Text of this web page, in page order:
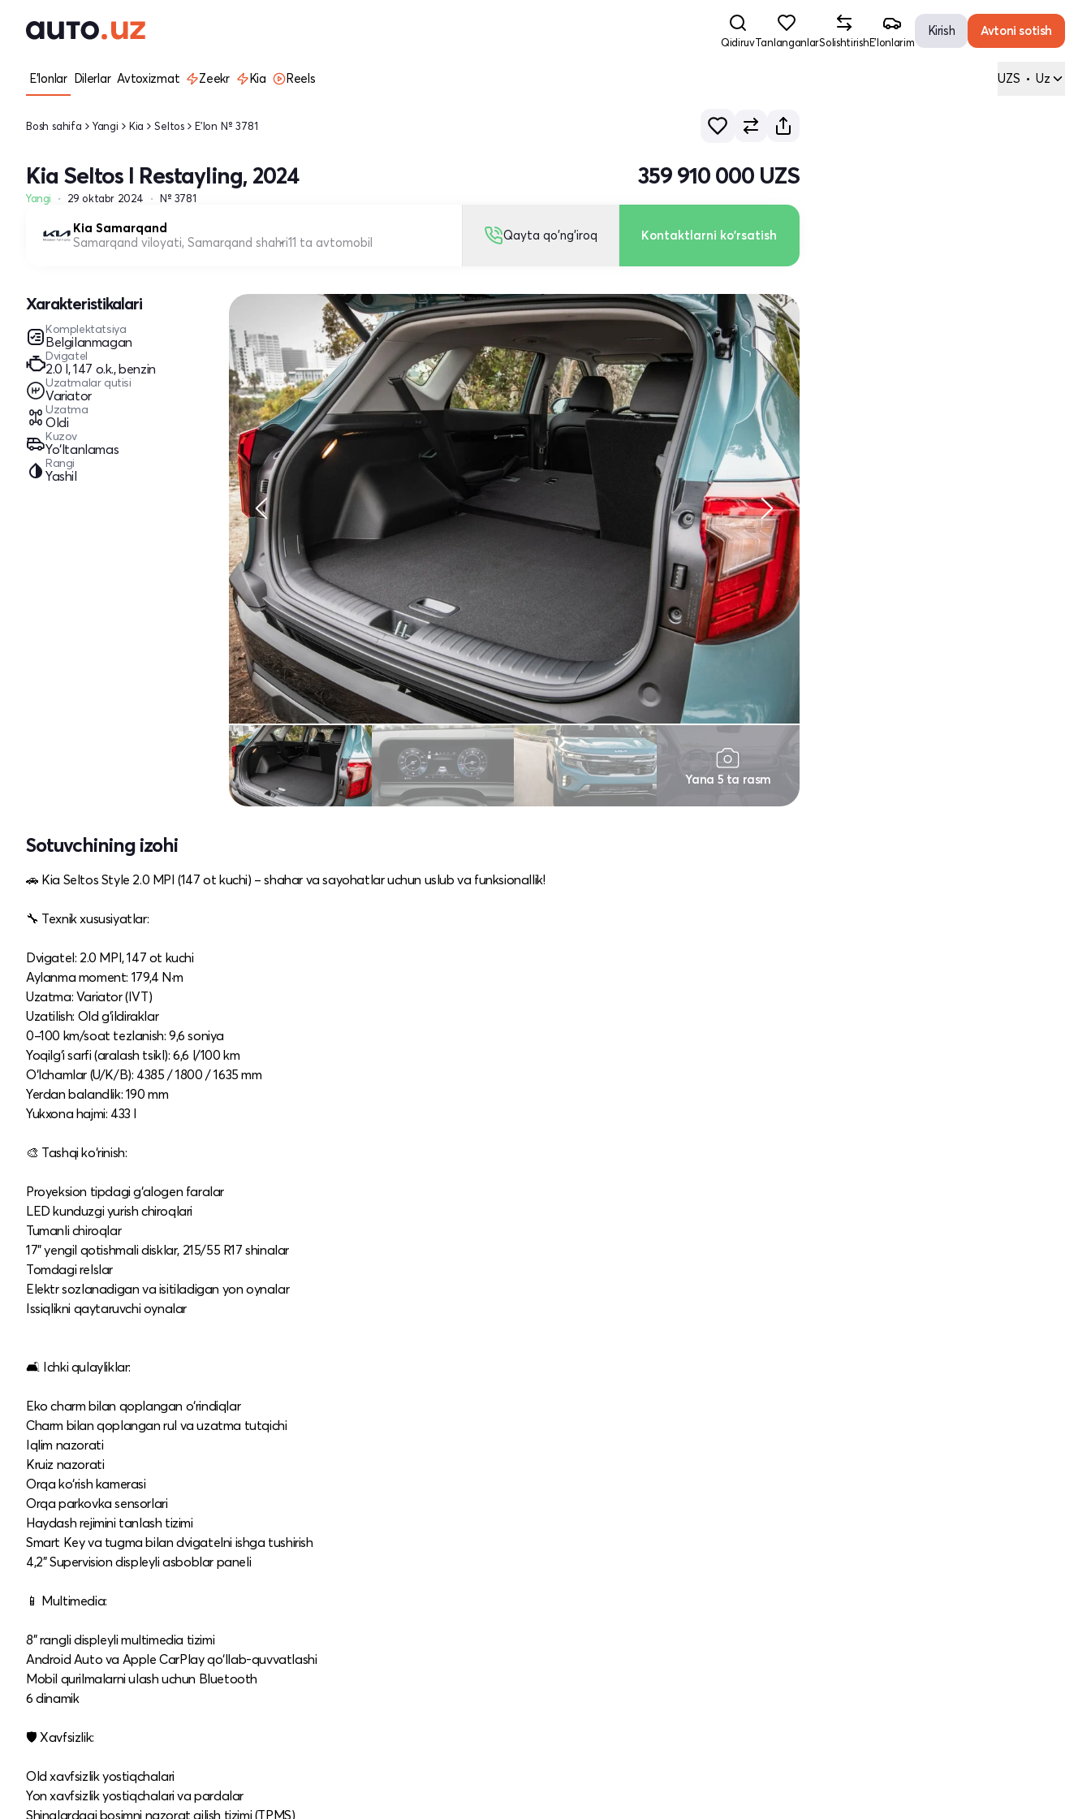
QidiruvTanlanganlarSolishtirishE'lonlarim
Kirish Avtoni sotish
E'lonlar Dilerlar Avtoxizmat Zeekr Kia Reels UZS • Uz
Bosh sahifa Yangi Kia Seltos E'lon № 3781
Kia Seltos I Restayling, 2024
Yangi 29 oktabr 2024 № 3781
359 910 000 UZS
Kia Samarqand
Samarqand viloyati, Samarqand shahri11 ta avtomobil Qayta qo'ng'iroq Kontaktlarni ko'rsatish
Xarakteristikalari
Komplektatsiya
Belgilanmagan
Dvigatel
2.0 l, 147 o.k., benzin
Uzatmalar qutisi
Variator
Uzatma
Oldi
Kuzov
Yo‘ltanlamas
Rangi
Yashil
Yana 5 ta rasm
Sotuvchining izohi
🚗 Kia Seltos Style 2.0 MPI (147 ot kuchi) – shahar va sayohatlar uchun uslub va funksionallik!
🔧 Texnik xususiyatlar:
Dvigatel: 2.0 MPI, 147 ot kuchi
Aylanma moment: 179,4 N·m
Uzatma: Variator (IVT)
Uzatilish: Old g‘ildiraklar
0–100 km/soat tezlanish: 9,6 soniya
Yoqilg‘i sarfi (aralash tsikl): 6,6 l/100 km
O‘lchamlar (U/K/B): 4385 / 1800 / 1635 mm
Yerdan balandlik: 190 mm
Yukxona hajmi: 433 l
🎨 Tashqi ko‘rinish:
Proyeksion tipdagi g‘alogen faralar
LED kunduzgi yurish chiroqlari
Tumanli chiroqlar
17" yengil qotishmali disklar, 215/55 R17 shinalar
Tomdagi relslar
Elektr sozlanadigan va isitiladigan yon oynalar
Issiqlikni qaytaruvchi oynalar
🛋️ Ichki qulayliklar:
Eko charm bilan qoplangan o‘rindiqlar
Charm bilan qoplangan rul va uzatma tutqichi
Iqlim nazorati
Kruiz nazorati
Orqa ko‘rish kamerasi
Orqa parkovka sensorlari
Haydash rejimini tanlash tizimi
Smart Key va tugma bilan dvigatelni ishga tushirish
4,2" Supervision displeyli asboblar paneli
📱 Multimedia:
8" rangli displeyli multimedia tizimi
Android Auto va Apple CarPlay qo‘llab-quvvatlashi
Mobil qurilmalarni ulash uchun Bluetooth
6 dinamik
🛡️ Xavfsizlik:
Old xavfsizlik yostiqchalari
Yon xavfsizlik yostiqchalari va pardalar
Shinalardagi bosimni nazorat qilish tizimi (TPMS)